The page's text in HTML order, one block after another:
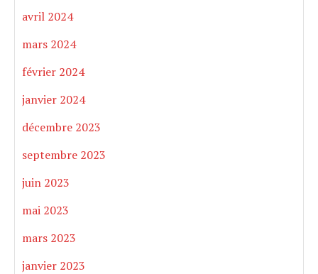
avril 2024
mars 2024
février 2024
janvier 2024
décembre 2023
septembre 2023
juin 2023
mai 2023
mars 2023
janvier 2023